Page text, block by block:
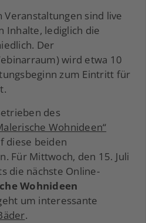
sind live
Inhalte, lediglich die
Der
wird etwa 10
zum Eintritt für
des
Wohnideen“
diese beiden
Für Mittwoch, den 15. Juli
die nächste Online-
Wohnideen
um interessante
.